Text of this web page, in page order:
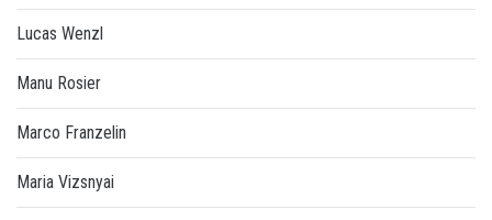
Lucas Wenzl
Manu Rosier
Marco Franzelin
Maria Vizsnyai